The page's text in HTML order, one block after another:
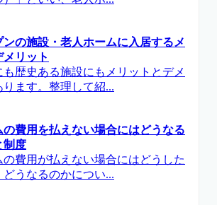
ンの施設・老人ホームに入居するメ
メリット
も歴史ある施設にもメリットとデメ
ります。整理して紹...
の費用を払えない場合にはどうなる
制度
の費用が払えない場合にはどうした
どうなるのかについ...